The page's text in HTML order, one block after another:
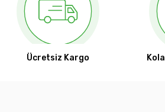
Ücretsiz Kargo